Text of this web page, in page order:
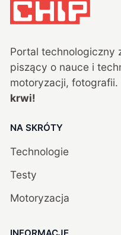
Portal technologiczny
piszący o nauce i
motoryzacji, fotografii.
krwi!
NA SKRÓTY
Technologie
Testy
Motoryzacja
INFORMACJE